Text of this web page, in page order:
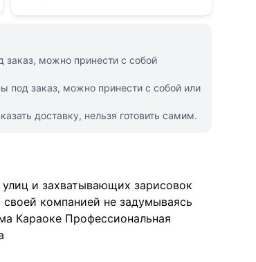
заказ, можно принести с собой
под заказ, можно принести с собой или
доставку, нельзя готовить самим.
и захватывающих зарисовок
компанией не задумываясь
Караоке Профессиональная